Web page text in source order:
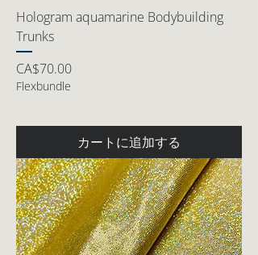
Hologram aquamarine Bodybuilding
Trunks
価格
CA$70.00
Flexbundle
カートに追加する